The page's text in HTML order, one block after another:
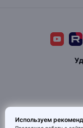
Используем